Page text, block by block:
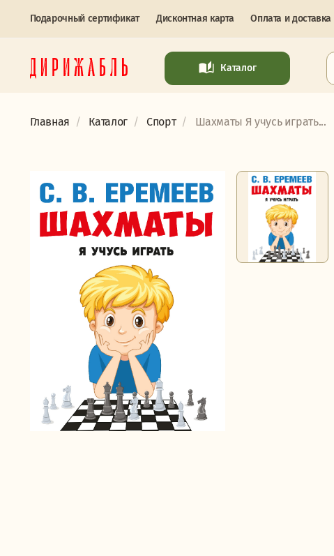
Подарочный сертификат Дисконтная карта Оплата и доставка
Каталог
Главная Каталог Спорт Шахматы Я учусь играть...